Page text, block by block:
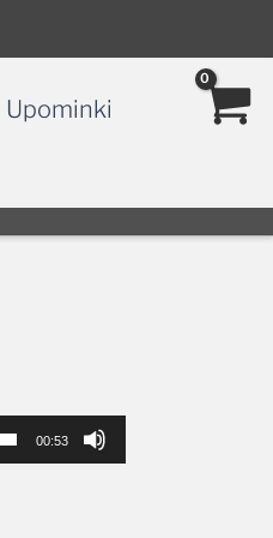
Upominki
00:53